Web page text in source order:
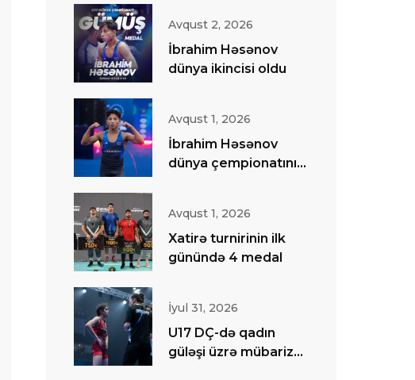
Avqust 2, 2026
İbrahim Həsənov
dünya ikincisi oldu
Avqust 1, 2026
İbrahim Həsənov
dünya çempionatının
Avqust 1, 2026
Xatirə turnirinin ilk
günündə 4 medal
İyul 31, 2026
U17 DÇ-də qadın
güləşi üzrə mübarizə